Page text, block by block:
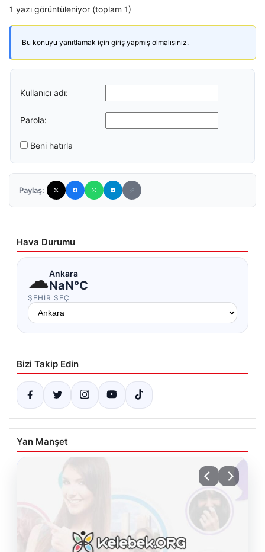
1 yazı görüntüleniyor (toplam 1)
Bu konuyu yanıtlamak için giriş yapmış olmalısınız.
Kullanıcı adı:
Parola:
Beni hatırla
Paylaş:
Hava Durumu
☁Ankara
NaN°C
ŞEHIR SEÇ
Bizi Takip Edin
Yan Manşet